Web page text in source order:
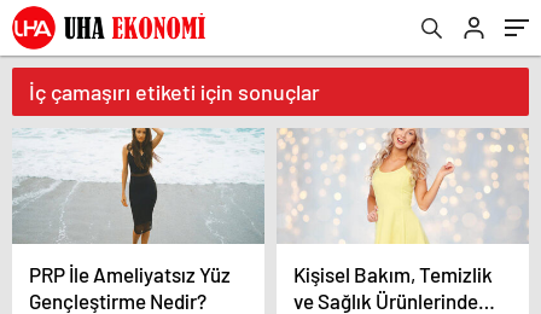
İç çamaşırı etiketi için sonuçlar
PRP İle Ameliyatsız Yüz
Gençleştirme Nedir?
Kişisel Bakım, Temizlik
ve Sağlık Ürünlerinde